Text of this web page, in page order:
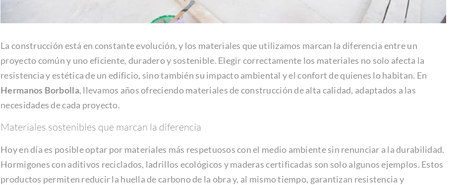
La construcción está en constante evolución, y los materiales que utilizamos marcan la diferencia entre un
proyecto común y uno eficiente, duradero y sostenible. Elegir correctamente los materiales no solo afecta la
resistencia y estética de un edificio, sino también su impacto ambiental y el confort de quienes lo habitan. En
Hermanos Borbolla, llevamos años ofreciendo materiales de construcción de alta calidad, adaptados a las
necesidades de cada proyecto.
Materiales sostenibles que marcan la diferencia
Hoy en día es posible optar por materiales más respetuosos con el medio ambiente sin renunciar a la durabilidad.
Hormigones con aditivos reciclados, ladrillos ecológicos y maderas certificadas son solo algunos ejemplos. Estos
productos permiten reducir la huella de carbono de la obra y, al mismo tiempo, garantizan resistencia y